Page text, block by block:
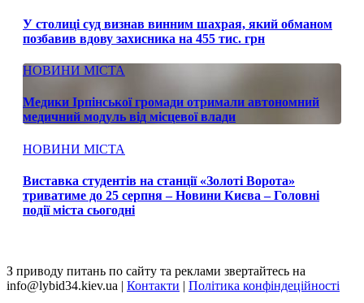
У столиці суд визнав винним шахрая, який обманом
позбавив вдову захисника на 455 тис. грн
НОВИНИ МІСТА
Медики Ірпінської громади отримали автономний
медичний модуль від місцевої влади
НОВИНИ МІСТА
Виставка студентів на станції «Золоті Ворота»
триватиме до 25 серпня – Новини Києва – Головні
події міста сьогодні
З приводу питань по сайту та реклами звертайтесь на
info@lybid34.kiev.ua | Контакти | Політика конфіндеційності